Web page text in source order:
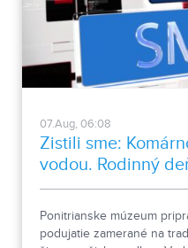
07.Aug, 06:08
Zistili sme:
vodou. Rodinný
bývania a
Ponitrianske múzeum
podujatie zamerané na